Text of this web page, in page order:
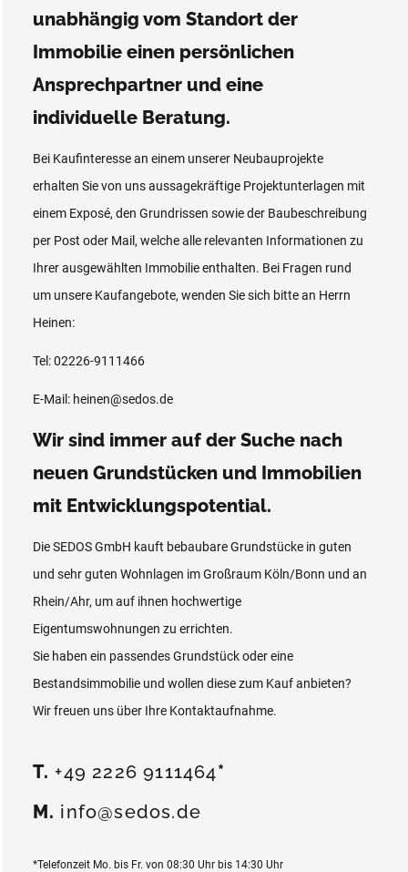
unabhängig vom Standort der
Immobilie einen persönlichen
Ansprechpartner und eine
individuelle Beratung.
Bei Kaufinteresse an einem unserer Neubauprojekte
erhalten Sie von uns aussagekräftige Projektunterlagen mit
einem Exposé, den Grundrissen sowie der Baubeschreibung
per Post oder Mail, welche alle relevanten Informationen zu
Ihrer ausgewählten Immobilie enthalten. Bei Fragen rund
um unsere Kaufangebote, wenden Sie sich bitte an Herrn
Heinen:
Tel: 02226-9111466
E-Mail: heinen@sedos.de
Wir sind immer auf der Suche nach
neuen Grundstücken und Immobilien
mit Entwicklungspotential.
Die SEDOS GmbH kauft bebaubare Grundstücke in guten
und sehr guten Wohnlagen im Großraum Köln/Bonn und an
Rhein/Ahr, um auf ihnen hochwertige
Eigentumswohnungen zu errichten.
Sie haben ein passendes Grundstück oder eine
Bestandsimmobilie und wollen diese zum Kauf anbieten?
Wir freuen uns über Ihre Kontaktaufnahme.
T. +49 2226 9111464*
M. info@sedos.de
*Telefonzeit Mo. bis Fr. von 08:30 Uhr bis 14:30 Uhr